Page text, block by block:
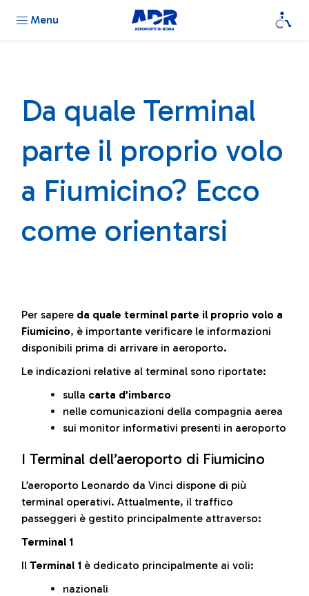
Menu
Da quale Terminal
parte il proprio volo
a Fiumicino? Ecco
come orientarsi
Per sapere da quale terminal parte il proprio volo a
Fiumicino, è importante verificare le informazioni
disponibili prima di arrivare in aeroporto.
Le indicazioni relative al terminal sono riportate:
sulla carta d’imbarco
nelle comunicazioni della compagnia aerea
sui monitor informativi presenti in aeroporto
I Terminal dell’aeroporto di Fiumicino
L’aeroporto Leonardo da Vinci dispone di più
terminal operativi. Attualmente, il traffico
passeggeri è gestito principalmente attraverso:
Terminal 1
Il Terminal 1 è dedicato principalmente ai voli:
nazionali